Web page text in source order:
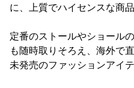
に、上質でハイセンスな商
定番のストールやショール
も随時取りそろえ、海外で
未発売のファッションアイ